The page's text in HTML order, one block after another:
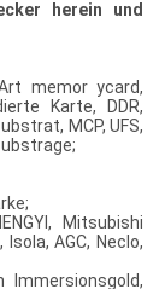
herein und
memor ycard,
Karte, DDR,
MCP, UFS,
Mitsubishi
AGC, Neclo,
Immersionsgold,